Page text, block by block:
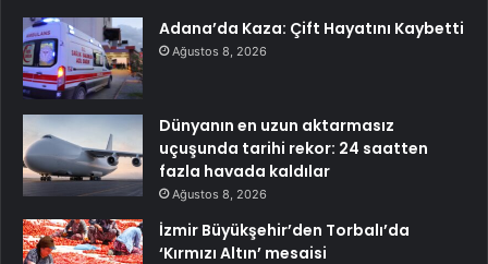
Adana’da Kaza: Çift Hayatını Kaybetti
Ağustos 8, 2026
Dünyanın en uzun aktarmasız
uçuşunda tarihi rekor: 24 saatten
fazla havada kaldılar
Ağustos 8, 2026
İzmir Büyükşehir’den Torbalı’da
‘Kırmızı Altın’ mesaisi